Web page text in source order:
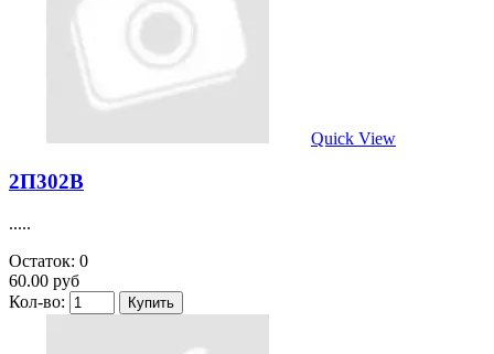
Quick View
2П302В
.....
Остаток: 0
60.00 руб
Кол-во: